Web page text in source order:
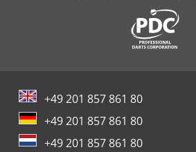
+49 201 857 861 80
+49 201 857 861 80
+49 201 857 861 80